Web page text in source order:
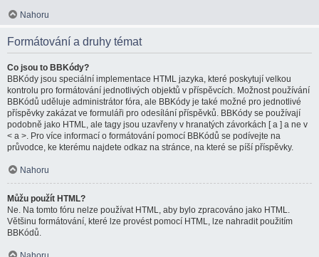
Nahoru
Formátování a druhy témat
Co jsou to BBKódy?
BBKódy jsou speciální implementace HTML jazyka, které poskytují velkou
kontrolu pro formátování jednotlivých objektů v příspěvcích. Možnost používání
BBKódů uděluje administrátor fóra, ale BBKódy je také možné pro jednotlivé
příspěvky zakázat ve formuláři pro odesílání příspěvků. BBKódy se používají
podobně jako HTML, ale tagy jsou uzavřeny v hranatých závorkách [ a ] a ne v
< a >. Pro více informací o formátování pomocí BBKódů se podívejte na
průvodce, ke kterému najdete odkaz na stránce, na které se píší příspěvky.
Nahoru
Můžu použít HTML?
Ne. Na tomto fóru nelze používat HTML, aby bylo zpracováno jako HTML.
Většinu formátování, které lze provést pomocí HTML, lze nahradit použitím
BBKódů.